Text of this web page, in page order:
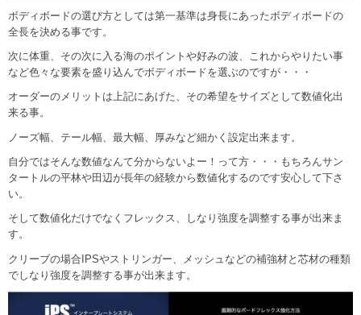
ボディボードの選び方としては第一基準は身長にあったボディボードの
全長を決める事です。
次に体重、その次に入る海のポイントや好みの波、これからやりたい事
など色々な要素を盛り込んでボディボードを選ぶのですが・・・
オーダーのメリットは上記にあげた、その希望をサイズとして数値化出
来る事。
ノーズ幅、テール幅、最大幅、厚みなど細かく設定出来ます。
自分ではそんな数値なんて分からないよー！って方・・・もちろんサン
タートルの平林や田辺が長年の経験から数値化するのです安心して下さ
い。
そして数値化だけでなくフレックス、しなり強度を調整する事が出来ま
す。
クリーブの場合IPSやストリンガー、メッシュなどの補強材と芯材の種類
でしなり強度を調整する事が出来ます。